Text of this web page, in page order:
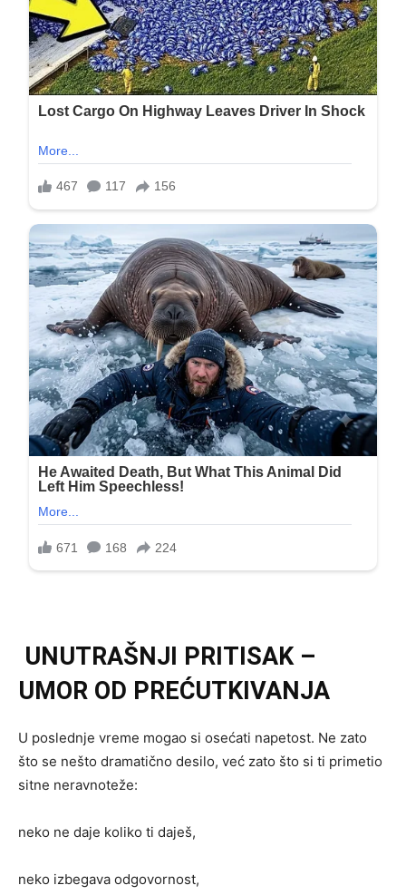
UNUTRAŠNJI PRITISAK –
UMOR OD PREĆUTKIVANJA
U poslednje vreme mogao si osećati napetost. Ne zato
što se nešto dramatično desilo, već zato što si ti primetio
sitne neravnoteže:
neko ne daje koliko ti daješ,
neko izbegava odgovornost,